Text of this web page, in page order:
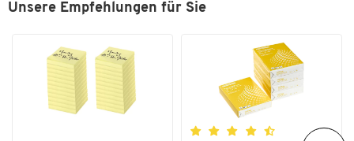
Unsere Empfehlungen für Sie